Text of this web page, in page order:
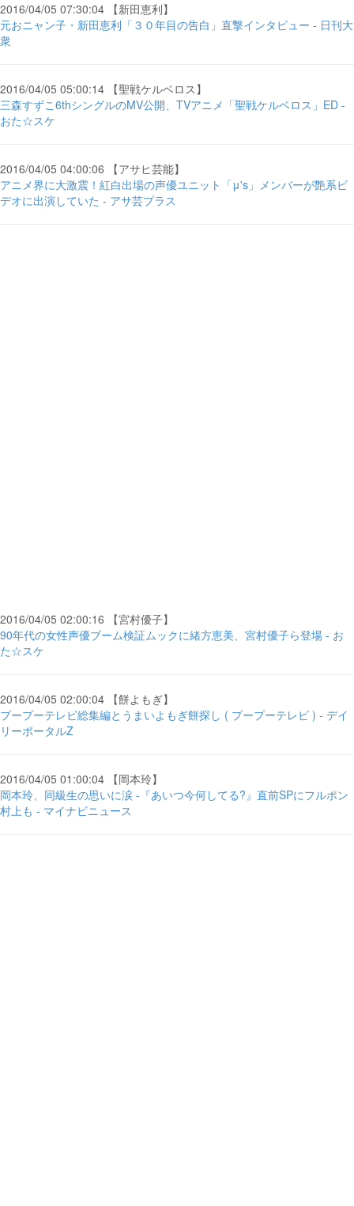
2016/04/05 07:30:04 【新田恵利】
元おニャン子・新田恵利「３０年目の告白」直撃インタビュー - 日刊大
衆
2016/04/05 05:00:14 【聖戦ケルベロス】
三森すずこ6thシングルのMV公開、TVアニメ「聖戦ケルベロス」ED -
おた☆スケ
2016/04/05 04:00:06 【アサヒ芸能】
アニメ界に大激震！紅白出場の声優ユニット「μ's」メンバーが艶系ビ
デオに出演していた - アサ芸プラス
2016/04/05 02:00:16 【宮村優子】
90年代の女性声優ブーム検証ムックに緒方恵美、宮村優子ら登場 - お
た☆スケ
2016/04/05 02:00:04 【餅よもぎ】
プープーテレビ総集編とうまいよもぎ餅探し ( プープーテレビ ) - デイ
リーポータルZ
2016/04/05 01:00:04 【岡本玲】
岡本玲、同級生の思いに涙 -『あいつ今何してる?』直前SPにフルポン
村上も - マイナビニュース